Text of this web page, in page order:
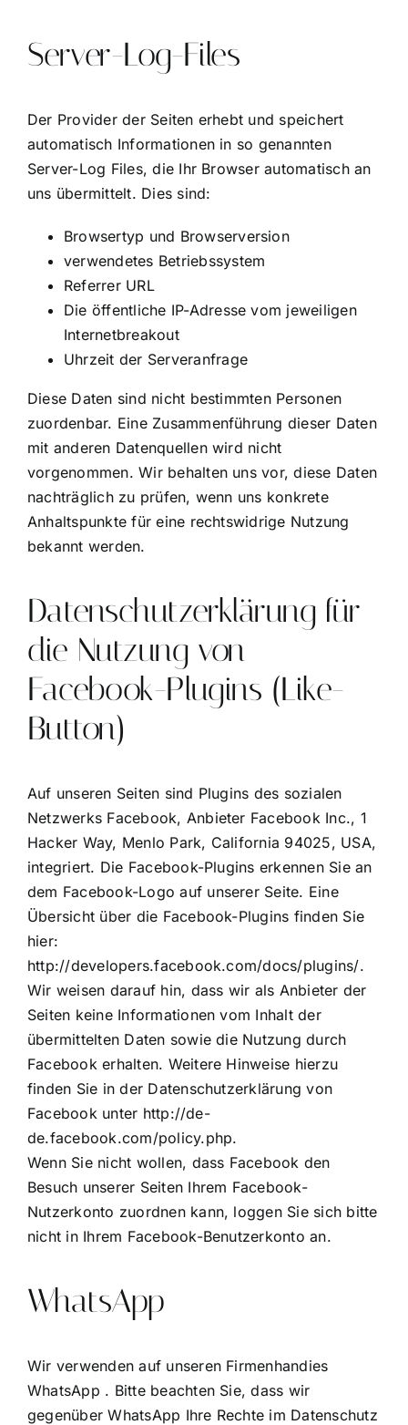
Server-Log-Files
Der Provider der Seiten erhebt und speichert
automatisch Informationen in so genannten
Server-Log Files, die Ihr Browser automatisch an
uns übermittelt. Dies sind:
Browsertyp und Browserversion
verwendetes Betriebssystem
Referrer URL
Die öffentliche IP-Adresse vom jeweiligen
Internetbreakout
Uhrzeit der Serveranfrage
Diese Daten sind nicht bestimmten Personen
zuordenbar. Eine Zusammenführung dieser Daten
mit anderen Datenquellen wird nicht
vorgenommen. Wir behalten uns vor, diese Daten
nachträglich zu prüfen, wenn uns konkrete
Anhaltspunkte für eine rechtswidrige Nutzung
bekannt werden.
Datenschutzerklärung für
die Nutzung von
Facebook-Plugins (Like-
Button)
Auf unseren Seiten sind Plugins des sozialen
Netzwerks Facebook, Anbieter Facebook Inc., 1
Hacker Way, Menlo Park, California 94025, USA,
integriert. Die Facebook-Plugins erkennen Sie an
dem Facebook-Logo auf unserer Seite. Eine
Übersicht über die Facebook-Plugins finden Sie
hier:
http://developers.facebook.com/docs/plugins/.
Wir weisen darauf hin, dass wir als Anbieter der
Seiten keine Informationen vom Inhalt der
übermittelten Daten sowie die Nutzung durch
Facebook erhalten. Weitere Hinweise hierzu
finden Sie in der Datenschutzerklärung von
Facebook unter http://de-
de.facebook.com/policy.php.
Wenn Sie nicht wollen, dass Facebook den
Besuch unserer Seiten Ihrem Facebook-
Nutzerkonto zuordnen kann, loggen Sie sich bitte
nicht in Ihrem Facebook-Benutzerkonto an.
WhatsApp
Wir verwenden auf unseren Firmenhandies
WhatsApp . Bitte beachten Sie, dass wir
gegenüber WhatsApp Ihre Rechte im Datenschutz